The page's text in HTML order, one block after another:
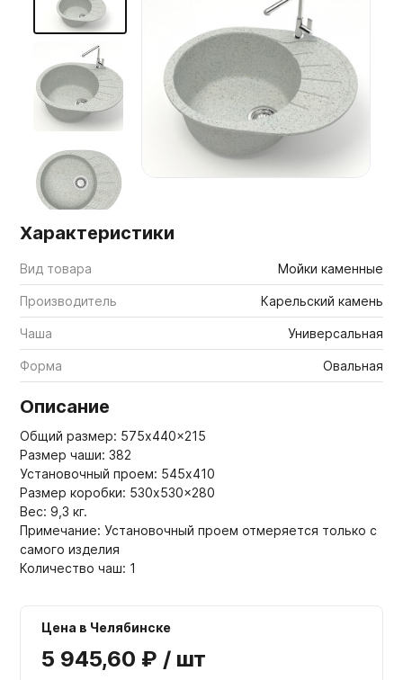
Мебельные образцы, каталоги
Характеристики
Вид товара Мойки каменные
Производитель Карельский камень
Чаша Универсальная
Форма Овальная
Описание
Общий размер: 575x440x215
Размер чаши: 382
Установочный проем: 545x410
Размер коробки: 530x530x280
Вес: 9,3 кг.
Примечание: Установочный проем отмеряется только с
самого изделия
Количество чаш: 1
Цена в Челябинске
5 945,60 ₽ / шт